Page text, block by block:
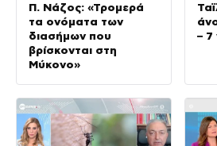
Π. Νάζος: «Τρομερά
τα ονόματα των
διασήμων που
βρίσκονται στη
Μύκονο»
– 7